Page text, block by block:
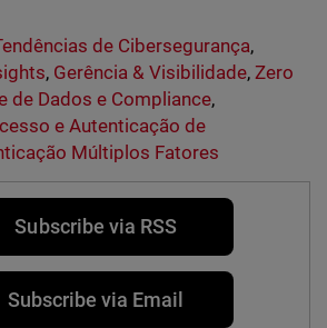
de Cibersegurança,
, Gerência & Visibilidade,Zero
de Dados e Compliance,
e Autenticação de
Múltiplos Fatores
Subscribe via RSS
Subscribe via Email